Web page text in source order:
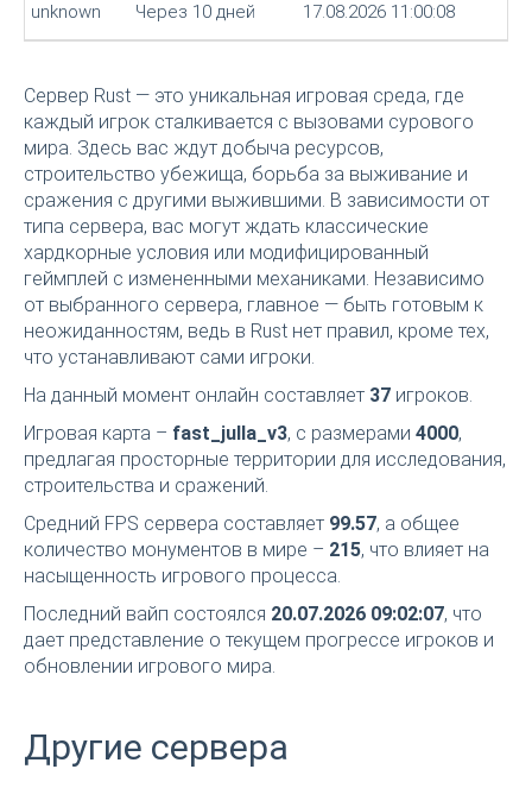
unknown Через 10 дней 17.08.2026 11:00:08
Сервер Rust — это уникальная игровая среда, где
каждый игрок сталкивается с вызовами сурового
мира. Здесь вас ждут добыча ресурсов,
строительство убежища, борьба за выживание и
сражения с другими выжившими. В зависимости от
типа сервера, вас могут ждать классические
хардкорные условия или модифицированный
геймплей с измененными механиками. Независимо
от выбранного сервера, главное — быть готовым к
неожиданностям, ведь в Rust нет правил, кроме тех,
что устанавливают сами игроки.
На данный момент онлайн составляет 37 игроков.
Игровая карта – fast_julla_v3, с размерами 4000,
предлагая просторные территории для исследования,
строительства и сражений.
Средний FPS сервера составляет 99.57, а общее
количество монументов в мире – 215, что влияет на
насыщенность игрового процесса.
Последний вайп состоялся 20.07.2026 09:02:07, что
дает представление о текущем прогрессе игроков и
обновлении игрового мира.
Другие сервера